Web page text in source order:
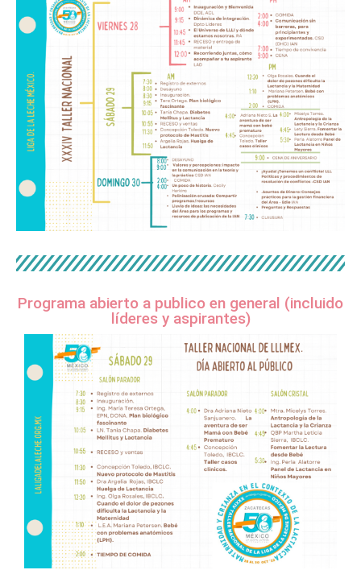
Programa abierto a publico en general (incluido
líderes y aspirantes)